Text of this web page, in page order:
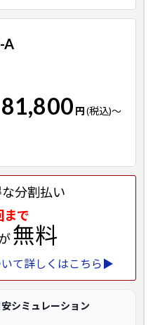
A
81,800 円(税込)～
分割払い
まで
無料
いて詳しくはこちら▶
シミュレーション